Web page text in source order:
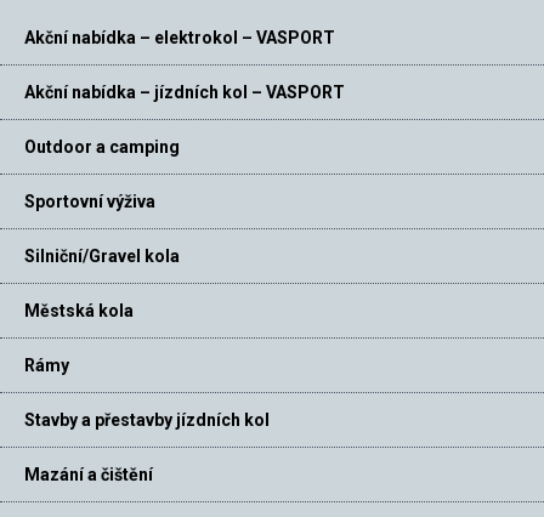
Akční nabídka – elektrokol – VASPORT
Akční nabídka – jízdních kol – VASPORT
Outdoor a camping
Sportovní výživa
Silniční/Gravel kola
Městská kola
Rámy
Stavby a přestavby jízdních kol
Mazání a čištění